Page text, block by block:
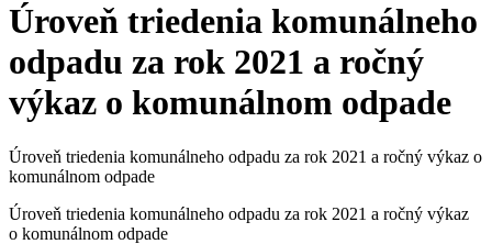
Úroveň triedenia komunálneho
odpadu za rok 2021 a ročný
výkaz o komunálnom odpade
Úroveň triedenia komunálneho odpadu za rok 2021 a ročný výkaz o
komunálnom odpade
Úroveň triedenia komunálneho odpadu za rok 2021 a ročný výkaz
o komunálnom odpade